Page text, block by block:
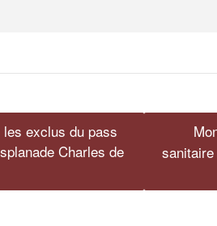
exclus du pass
Charles de